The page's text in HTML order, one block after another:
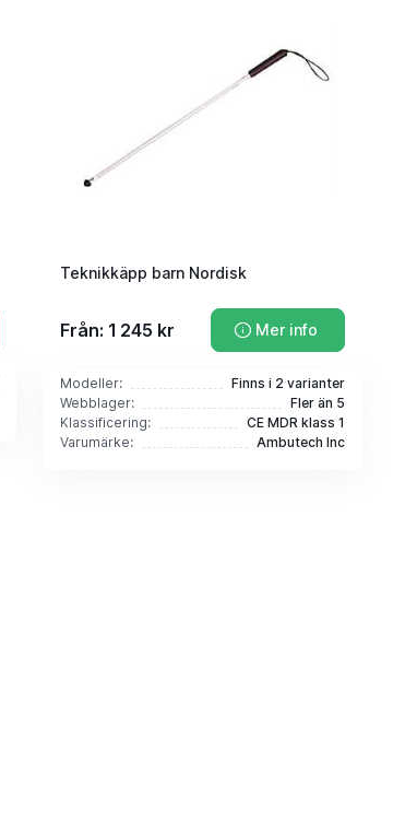
Teknikkäpp barn Nordisk
Från: 1 245 kr Mer info
Modeller:
Finns i 2 varianter
Webblager:
Fler än 5
Klassificering:
CE MDR klass 1
Varumärke:
Ambutech Inc